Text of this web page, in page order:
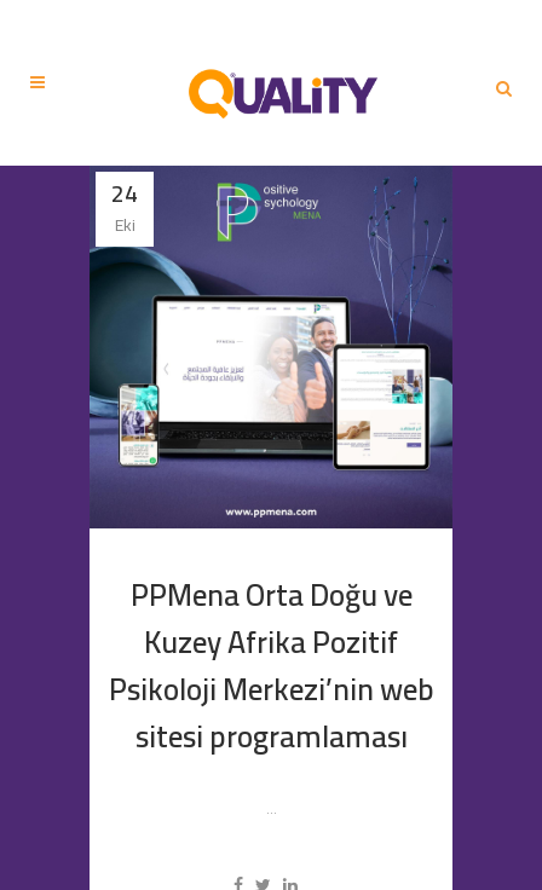
24
Eki
PPMena Orta Doğu ve
Kuzey Afrika Pozitif
Psikoloji Merkezi’nin web
sitesi programlaması
...